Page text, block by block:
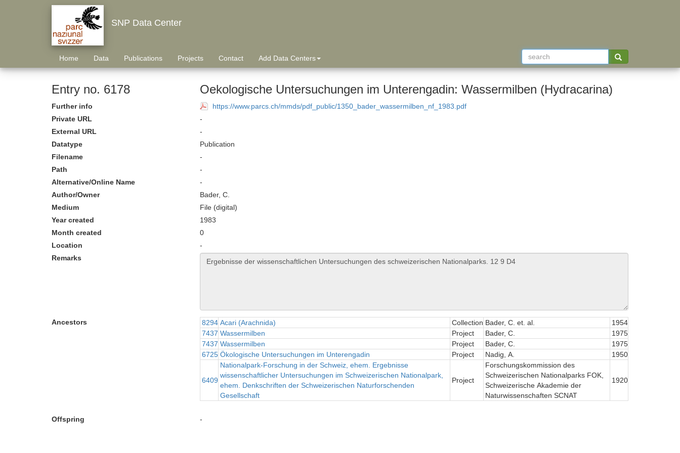
SNP Data Center
Home Data Publications Projects Contact Add Data Centers
Entry no. 6178 Oekologische Untersuchungen im Unterengadin: Wassermilben (Hydracarina)
Further info
https://www.parcs.ch/mmds/pdf_public/1350_bader_wassermilben_nf_1983.pdf
Private URL
-
External URL
-
Datatype
Publication
Filename
-
Path
-
Alternative/Online Name
-
Author/Owner
Bader, C.
Medium
File (digital)
Year created
1983
Month created
0
Location
-
Remarks
Ancestors 8294 Acari (Arachnida) Collection Bader, C. et. al.
1954
7437 Wassermilben Project Bader, C.
1975
7437 Wassermilben Project Bader, C.
1975
6725 Ökologische Untersuchungen im Unterengadin Project Nadig, A. 1950
6409
Nationalpark-Forschung in der Schweiz, ehem. Ergebnisse
wissenschaftlicher Untersuchungen im Schweizerischen Nationalpark,
ehem. Denkschriften der Schweizerischen Naturforschenden
Gesellschaft
Project
Forschungskommission des
Schweizerischen Nationalparks FOK,
Schweizerische Akademie der
Naturwissenschaften SCNAT
1920
Offspring -